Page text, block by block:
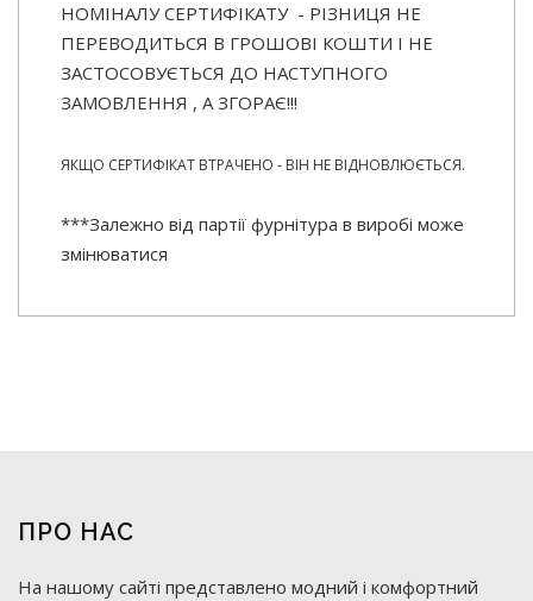
НОМІНАЛУ СЕРТИФІКАТУ - РІЗНИЦЯ НЕ
ПЕРЕВОДИТЬСЯ В ГРОШОВІ КОШТИ І НЕ
ЗАСТОСОВУЄТЬСЯ ДО НАСТУПНОГО
ЗАМОВЛЕННЯ , А ЗГОРАЄ!!!
ЯКЩО СЕРТИФІКАТ ВТРАЧЕНО - ВІН НЕ ВІДНОВЛЮЄТЬСЯ.
***Залежно від партії фурнітура в виробі може
змінюватися
ПРО НАС
На нашому сайті представлено модний і комфортний